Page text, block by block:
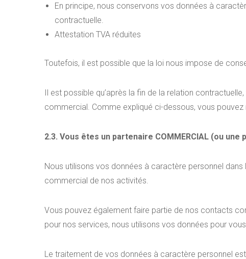
En principe, nous conservons vos données à
contractuelle.
Attestation TVA réduites
Toutefois, il est possible que la loi nous impose de
Il est possible qu’après la fin de la relation
commercial. Comme expliqué ci-dessous, vous
2.3. Vous êtes un partenaire COMMERCIAL (ou
Nous utilisons vos données à caractère personnel
commercial de nos activités.
Vous pouvez également faire partie de nos contacts
pour nos services, nous utilisons vos données pour
Le traitement de vos données à caractère personnel